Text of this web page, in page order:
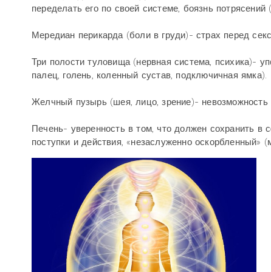
переделать его по своей системе, боязнь потрясений
Мередиан перикарда (боли в груди)- страх перед
Три полости туловища (нервная система, психика)-
палец, голень, коленный сустав, подключичная ямка).
Желчный пузырь (шея, лицо, зрение)- невозможность
Печень- уверенность в том, что должен сохранить в
поступки и действия, «незаслуженно